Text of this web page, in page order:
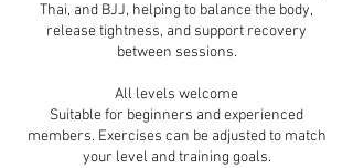
Thai, and BJJ, helping to balance the body,
release tightness, and support recovery
between sessions.
All levels welcome
Suitable for beginners and experienced
members. Exercises can be adjusted to match
your level and training goals.